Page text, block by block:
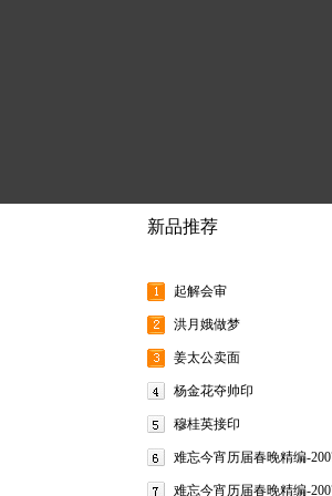
新品推荐
起解会审
洪月娥做梦
姜太公卖面
杨金花夺帅印
穆桂英接印
难忘今宵历届春晚精编-
难忘今宵历届春晚精编-